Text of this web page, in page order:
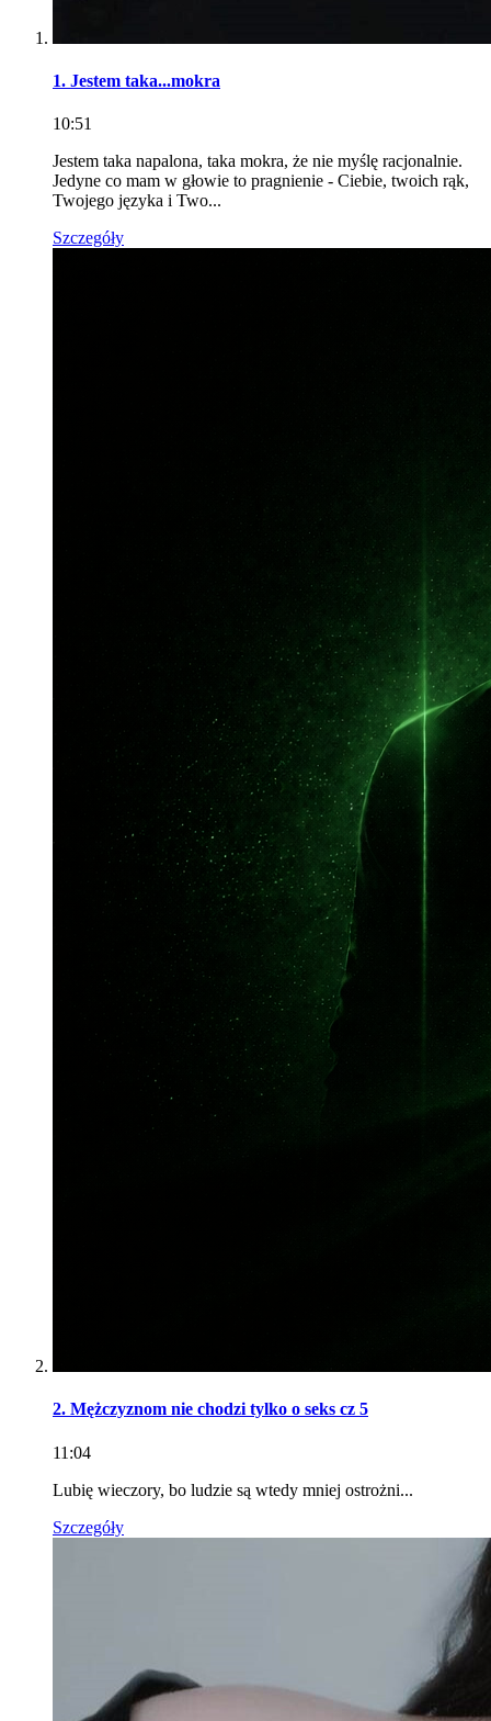
1. Jestem taka...mokra
10:51
Jestem taka napalona, taka mokra, że nie myślę racjonalnie.
Jedyne co mam w głowie to pragnienie - Ciebie, twoich rąk,
Twojego języka i Two...
Szczegóły
2. Mężczyznom nie chodzi tylko o seks cz 5
11:04
Lubię wieczory, bo ludzie są wtedy mniej ostrożni...
Szczegóły